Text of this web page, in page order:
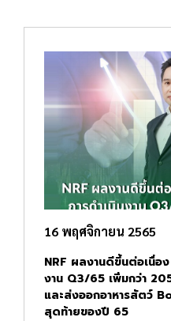
16 พฤศจิกายน 2565
NRF ผลงานดีขึ้นต่อเนื่อ
งาน Q3/65 เพิ่มกว่า
และส่งออกอาหารสัตว์
สุดท้ายของปี 65